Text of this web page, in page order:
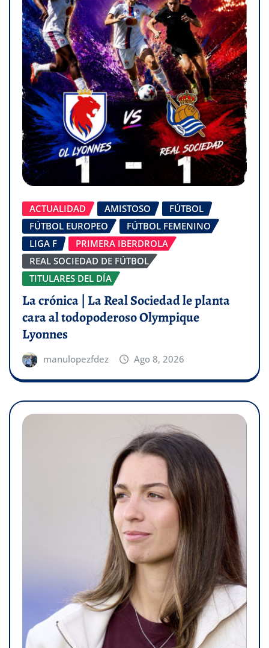
ACTUALIDAD AMISTOSO
FÚTBOL
FÚTBOL EUROPEO
FÚTBOL FEMENINO
LIGA F
PRIMERA IBERDROLA
REAL SOCIEDAD DE FÚTBOL
TITULARES DEL DÍA
La crónica | La Real Sociedad le planta
cara al todopoderoso Olympique
Lyonnes
manulopezfdez Ago 8, 2026